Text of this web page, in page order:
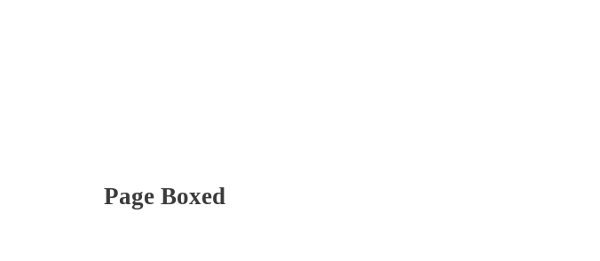
Page Boxed